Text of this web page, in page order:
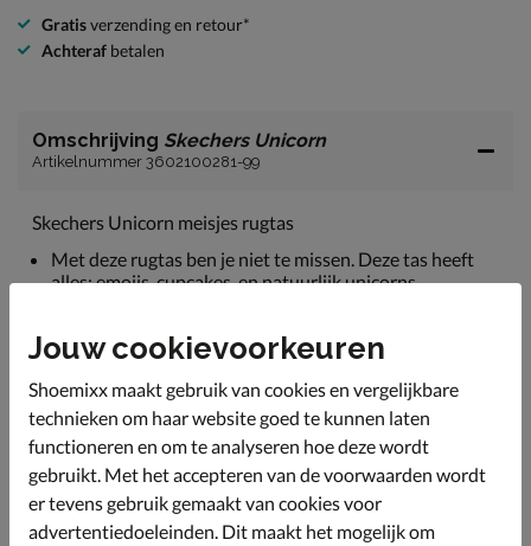
Gratisverzending en retour*
Achteraf betalen
Omschrijving Skechers Unicorn
Artikelnummer 3602100281-99
Skechers Unicorn meisjes rugtas
Met deze rugtas ben je niet te missen. Deze tas heeft
alles: emojis, cupcakes, en natuurlijk unicorns.
verschillende effecten. Met de holografische
achtergrond, reversible palletten en sterretjes verveel
jij je niet.
Bestaat uit één groot vak met insteekvak voor je
huiswerk en een apart vak op de voorkant. De extra
padding zorgt ervoor dat je spulletjes goed beschermd
Afmetingen: 39x27x9 cm.
Jouw cookievoorkeuren
Shoemixx maakt gebruik van cookies en vergelijkbare
technieken om haar website goed te kunnen laten
functioneren en om te analyseren hoe deze wordt
gebruikt. Met het accepteren van de voorwaarden wordt
er tevens gebruik gemaakt van cookies voor
advertentiedoeleinden. Dit maakt het mogelijk om